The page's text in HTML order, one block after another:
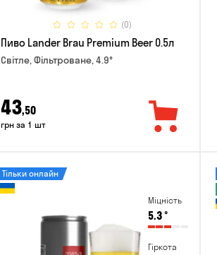
(0)
Пиво Lander Brau Premium Beer 0.5л
Світле, Фільтроване, 4.9°
43,50
грн за 1 шт
Міцність
5.3°
Гіркота
Тільки онлайн